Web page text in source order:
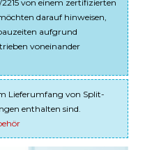
von einem zertifizierten
darauf hinweisen,
aufgrund
voneinander
Lieferumfang von Split-
enthalten sind.